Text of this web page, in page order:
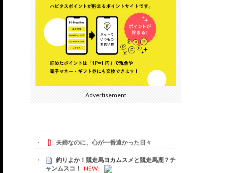
Advertisement
夫婦なのに、心が一番遠かった日々
釣りよか！競走馬ヨカムスメと競走馬鹿？チ
ャンムスコ！
NEW!